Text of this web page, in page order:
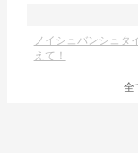
ノイシュバンシュタ
えて！
全